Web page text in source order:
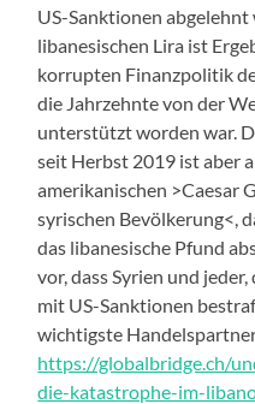
US-Sanktionen
libanesischen Lira ist
korrupten Finanzpolitik
die Jahrzehnte von der
unterstützt worden war.
seit Herbst 2019 ist aber
amerikanischen >Caesar
syrischen Bevölkerung< ,
das libanesische Pfund
vor, dass Syrien und
mit US-Sanktionen
wichtigste Handelspartner
https://globalbridge.ch/
die-katastrophe-im-